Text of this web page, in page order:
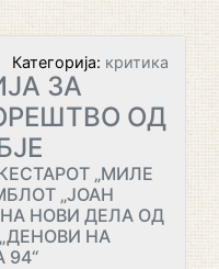
Категорија: критика
ЗА
ОД
„МИЛЕ
„ЈОАН
НОВИ ДЕЛА ОД
НА